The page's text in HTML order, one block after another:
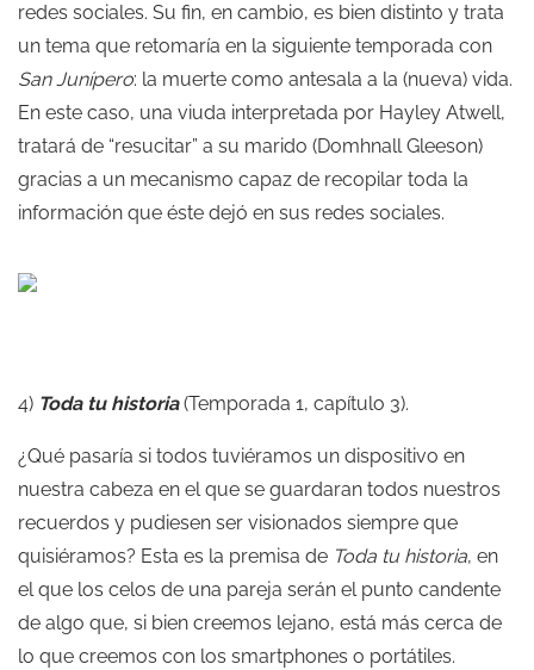
redes sociales. Su fin, en cambio, es bien distinto y trata
un tema que retomaría en la siguiente temporada con
San Junípero: la muerte como antesala a la (nueva) vida.
En este caso, una viuda interpretada por Hayley Atwell,
tratará de “resucitar” a su marido (Domhnall Gleeson)
gracias a un mecanismo capaz de recopilar toda la
información que éste dejó en sus redes sociales.
4) Toda tu historia(Temporada 1, capítulo 3).
¿Qué pasaría si todos tuviéramos un dispositivo en
nuestra cabeza en el que se guardaran todos nuestros
recuerdos y pudiesen ser visionados siempre que
quisiéramos? Esta es la premisa de Toda tu historia, en
el que los celos de una pareja serán el punto candente
de algo que, si bien creemos lejano, está más cerca de
lo que creemos con los smartphones o portátiles.